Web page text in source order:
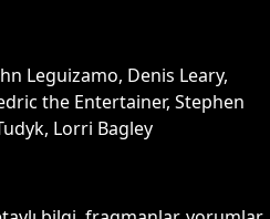
Leguizamo, Denis Leary,
the Entertainer, Stephen
Lorri Bagley